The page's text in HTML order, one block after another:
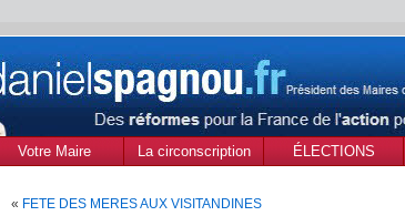
Votre Maire
La circonscription
Provence
ÉLECTIONS
« FETE DES MERES AUX VISITANDINES